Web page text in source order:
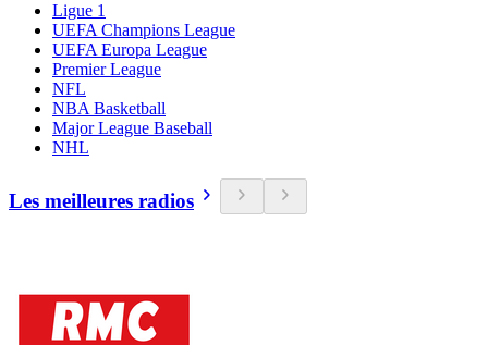
Ligue 1
UEFA Champions League
UEFA Europa League
Premier League
NFL
NBA Basketball
Major League Baseball
NHL
Les meilleures radios